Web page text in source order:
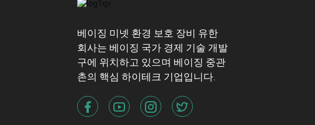
베이징 미넷 환경 보호 장비 유한
회사는 베이징 국가 경제 기술 개발
구에 위치하고 있으며 베이징 중관
촌의 핵심 하이테크 기업입니다.